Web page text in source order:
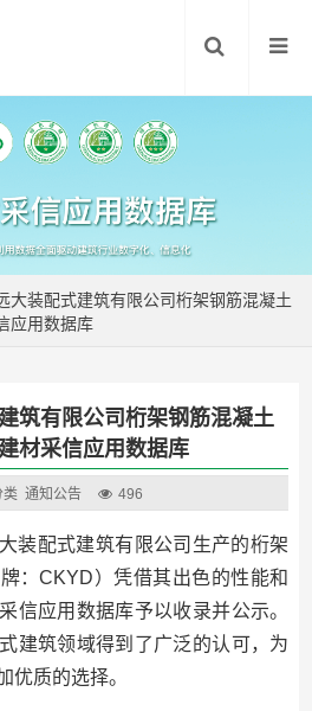
大装配式建筑有限公司桁架钢筋混凝土
应用数据库
筑有限公司桁架钢筋混凝土
材采信应用数据库
类 通知公告 496
装配式建筑有限公司生产的桁架
：CKYD）凭借其出色的性能和
信应用数据库予以收录并公示。
建筑领域得到了广泛的认可，为
优质的选择。